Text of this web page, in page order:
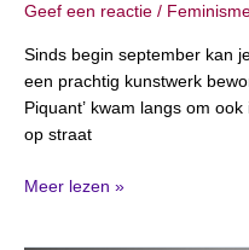
Geef een reactie /
Sinds begin september kan
een prachtig kunstwerk
Piquant’ kwam langs om
op straat
Meer lezen »